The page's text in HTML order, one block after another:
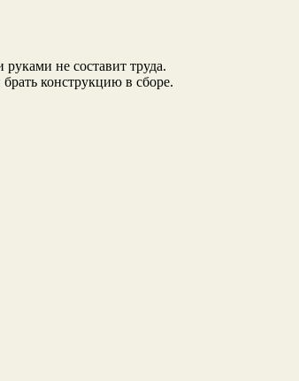
не составит труда.
конструкцию в сборе.